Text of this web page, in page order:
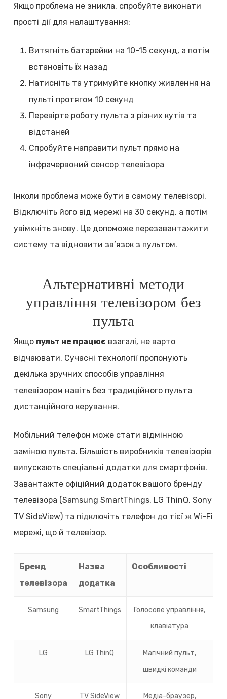
Якщо проблема не зникла, спробуйте виконати
прості дії для налаштування:
Витягніть батарейки на 10-15 секунд, а потім
встановіть їх назад
Натисніть та утримуйте кнопку живлення на
пульті протягом 10 секунд
Перевірте роботу пульта з різних кутів та
відстаней
Спробуйте направити пульт прямо на
інфрачервоний сенсор телевізора
Інколи проблема може бути в самому телевізорі.
Відключіть його від мережі на 30 секунд, а потім
увімкніть знову. Це допоможе перезавантажити
систему та відновити зв’язок з пультом.
Альтернативні методи
управління телевізором без
пульта
Якщо пульт не працює взагалі, не варто
відчаювати. Сучасні технології пропонують
декілька зручних способів управління
телевізором навіть без традиційного пульта
дистанційного керування.
Мобільний телефон може стати відмінною
заміною пульта. Більшість виробників телевізорів
випускають спеціальні додатки для смартфонів.
Завантажте офіційний додаток вашого бренду
телевізора (Samsung SmartThings, LG ThinQ, Sony
TV SideView) та підключіть телефон до тієї ж Wi-Fi
мережі, що й телевізор.
Бренд
телевізора
Назва
додатка
Особливості
Samsung SmartThings
Голосове управління,
клавіатура
LG LG ThinQ
Магічний пульт,
швидкі команди
Sony TV SideView Медіа-браузер,